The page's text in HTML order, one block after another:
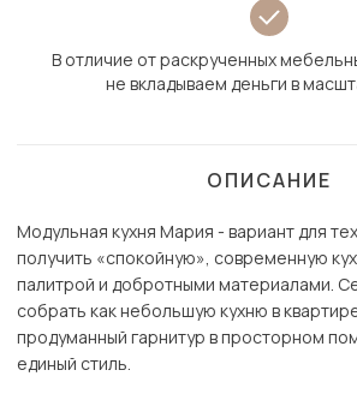
В отличие от раскрученных
не вкладываем деньги в
ОПИСАНИЕ
Модульная кухня Мария - вариант для
получить «спокойную», современную
палитрой и добротными материалами.
собрать как небольшую кухню в
продуманный гарнитур в просторном
единый стиль.